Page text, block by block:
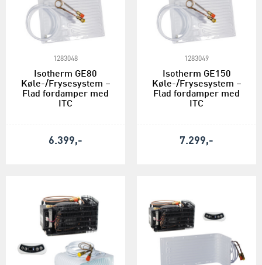
1283048
Isotherm GE80
Køle-/Frysesystem –
Flad fordamper med
ITC
6.399,-
1283049
Isotherm GE150
Køle-/Frysesystem –
Flad fordamper med
ITC
7.299,-